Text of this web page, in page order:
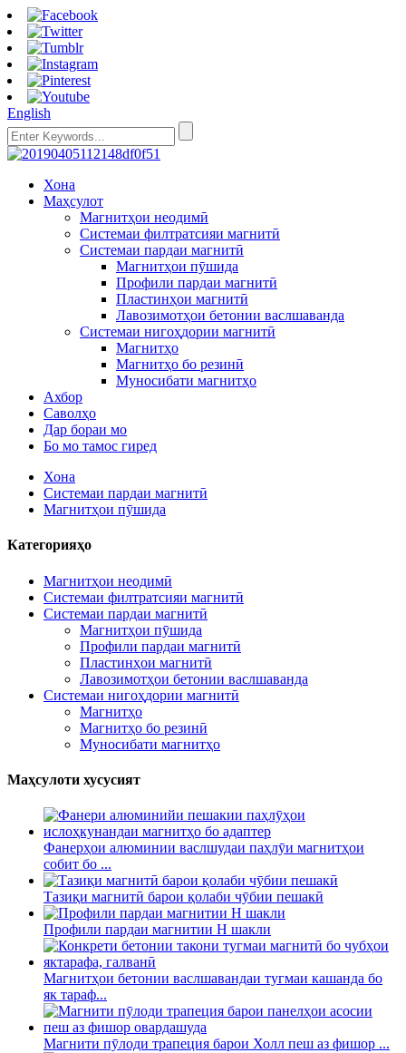
English
Хона
Маҳсулот
Магнитҳои неодимӣ
Системаи филтратсияи магнитӣ
Системаи пардаи магнитӣ
Магнитҳои пӯшида
Профили пардаи магнитӣ
Пластинҳои магнитӣ
Лавозимотҳои бетонии васлшаванда
Системаи нигоҳдории магнитӣ
Магнитҳо
Магнитҳо бо резинӣ
Муносибати магнитҳо
Ахбор
Саволҳо
Дар бораи мо
Бо мо тамос гиред
Хона
Системаи пардаи магнитӣ
Магнитҳои пӯшида
Категорияҳо
Магнитҳои неодимӣ
Системаи филтратсияи магнитӣ
Системаи пардаи магнитӣ
Магнитҳои пӯшида
Профили пардаи магнитӣ
Пластинҳои магнитӣ
Лавозимотҳои бетонии васлшаванда
Системаи нигоҳдории магнитӣ
Магнитҳо
Магнитҳо бо резинӣ
Муносибати магнитҳо
Маҳсулоти хусусият
Фанерҳои алюминии васлшудаи паҳлӯи магнитҳои
собит бо ...
Тазиқи магнитӣ барои қолаби чӯбии пешакӣ
Профили пардаи магнитии H шакли
Магнитҳои бетонии васлшавандаи тугмаи кашанда бо
як тараф...
Магнити пӯлоди трапеция барои Холл пеш аз фишор ...